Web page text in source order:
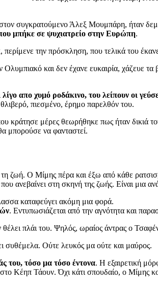
συγκρατούμενο Άλεξ Μουμπάρη, ήταν
μπήκε σε ψυχιατρείο στην Ευρώπη.
την πρόσκληση, που τελικά του
και δεν έχανε ευκαιρία, χάζευε τα
απο χυμό ροδάκινο, του λείπουν οι
πιεσμένο, έρημο παρελθόν του.
κράτησε μέρες θεωρήθηκε πως ήταν δικιά
μπορούσε να φανταστεί.
τη ζωή. Ο Μίμης πέρα και έξω από κάθε
ανεβαίνει στη σκηνή της ζωής. Είναι μια
καταφεύγει ακόμη μια φορά.
. Εντυπωσιάζεται από την αγνότητα και
θέλει πλάι του. Ψηλός, ωραίος άντρας ο
συθέμελα. Ούτε λευκός μα ούτε και μαύρος.
του, τόσο μα τόσο έντονα. Η εξαιρετική
Κέηπ Τάουν. Όχι κάτι σπουδαίο, ο